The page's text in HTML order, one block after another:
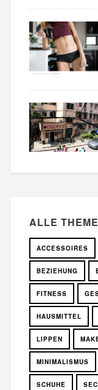
ALLE
ACCESSOIRES
BEZIEHUNG
FITNESS
HAUSMITTEL
LIPPEN
MINIMALISMUS
SCHUHE